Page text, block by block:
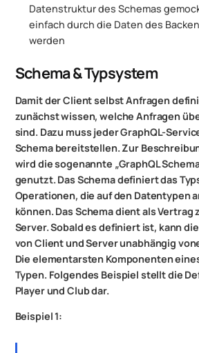
Datenstruktur des Schemas
einfach durch die Daten des
werden
Schema & Typsystem
Damit der Client selbst Anfragen
zunächst wissen, welche Anfragen
sind. Dazu muss jeder GraphQL-
Schema bereitstellen. Zur
wird die sogenannte „GraphQL
genutzt. Das Schema definiert das
Operationen, die auf den Datentypen
können. Das Schema dient als
Server. Sobald es definiert ist, kann
von Client und Server unabhängig
Die elementarsten Komponenten
Typen. Folgendes Beispiel stellt die
Player und Club dar.
Beispiel 1: